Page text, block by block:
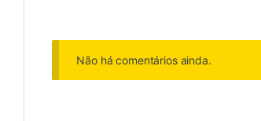
Não há comentários ainda.